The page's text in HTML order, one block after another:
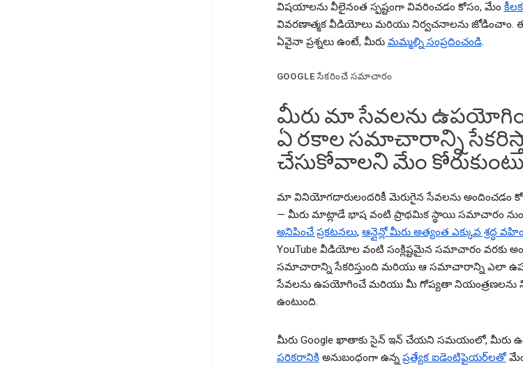
విషయాలను వీలైనంత స్పష్టంగా వివరించడం కోసం, మేం
వివరణాత్మక వీడియోలు మరియు నిర్వచనాలను జోడించాం.
ఏవైనా ప్రశ్నలు ఉంటే, మీరు మమ్మల్ని సంప్రదించండి.
GOOGLE సేకరించే సమాచారం
మీరు మా సేవలను
ఏ రకాల సమాచారాన్ని
చేసుకోవాలని మేం
మా వినియోగదారులందరికీ మెరుగైన సేవలను అందించడం
— మీరు మాట్లాడే భాష వంటి ప్రాథమిక స్థాయి సమాచారం
అనిపించే ప్రకటనలు, ఆన్లైన్లో మీరు అత్యంత ఎక్కువ శ్రద్ధ
YouTube వీడియోల వంటి సంక్లిష్టమైన సమాచారం వరకు
సమాచారాన్ని సేకరిస్తుంది మరియు ఆ సమాచారాన్ని ఎలా
సేవలను ఉపయోగించే మరియు మీ గోప్యతా నియంత్రణలను
ఉంటుంది.
మీరు Google ఖాతాకు సైన్ ఇన్ చేయని సమయంలో, మీరు
పరికరానికిఅనుబంధంగా ఉన్న ప్రత్యేక ఐడెంటిఫైయర్‌లతో